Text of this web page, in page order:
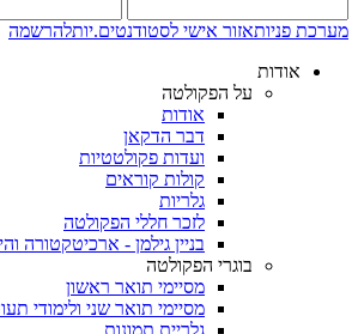
מערכת פניותאזור אישי לסטודנטים.יותלהרשמה
אודות
על הפקולטה
אודות
דבר הדקאן
ועדות פקולטטיות
קולות קוראים
גלריות
לזכר חללי הפקולטה
בניין גילמן - ארכיטקטורה
בוגרי הפקולטה
מסיימי תואר ראשון
מסיימי תואר שני ולימודי
גלריית תמונות